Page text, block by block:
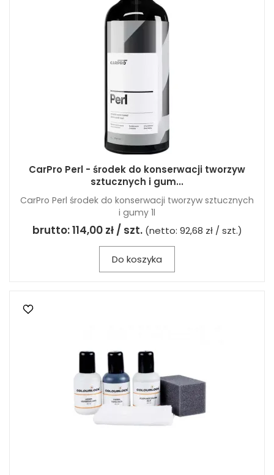
CarPro Perl - środek do konserwacji tworzyw
sztucznych i gum...
CarPro Perl środek do konserwacji tworzyw sztucznych
i gumy 1l
brutto:114,00 zł / szt. (netto: 92,68 zł / szt.)
Do koszyka